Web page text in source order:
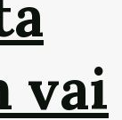
vai